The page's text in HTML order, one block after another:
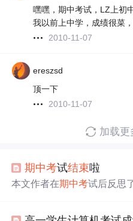
嘿嘿，期中考试，LZ上初
我以前上中学，成绩很菜
2010-11-07
ereszsd
顶一下
2010-11-07
加载更
期中考试结束啦
本文作者在期中考试后反思